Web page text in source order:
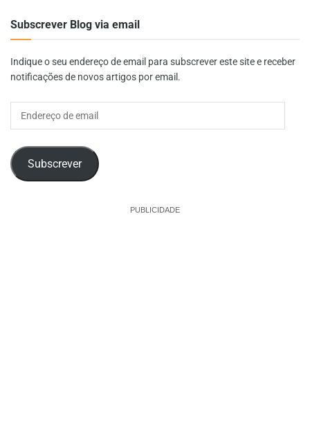
Subscrever Blog via email
Indique o seu endereço de email para subscrever este site e receber
notificações de novos artigos por email.
Subscrever
PUBLICIDADE